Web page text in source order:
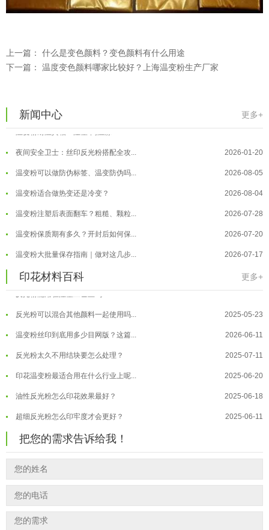
上一篇： 什么是变色颜料？变色颜料有什么用途
下一篇： 温度变色颜料哪家比较好？上海温变粉生产厂家
新闻中心 更多+
温变粉注塑后表面翻车？粗糙、颗粒... 2026-07-28
温变粉"罢工"指南：为...
温变粉耐温真相：注塑"高温炼... 2026-07-03
夜间安全卫士：丝印反光粉搭配全攻... 2026-01-20
温变粉可以做防伪标签、温变防伪吗... 2026-08-05
温变粉适合做热变还是冷变？ 2026-08-04
温变粉注塑后表面翻车？粗糙、颗粒... 2026-07-28
温变粉保质期有多久？开封后如何保... 2026-07-20
温变粉大批量保存指南｜做对这几步... 2026-07-17
温变粉"罢工"指南：为...
温变粉到底怕不怕酸碱和酒精？ 2026-07-09
温变粉"烤"问：长期加... 2026-07-07
温变粉耐温真相：注塑"高温炼... 2026-07-03
夜间安全卫士：丝印反光粉搭配全攻... 2026-01-20
印花材料百科 更多+
温变粉丝印到底用多少目网版？这篇... 2026-06-11
反光粉能用在注塑工艺上吗？ 2025-06-02
反光粉可以混合其他颜料一起使用吗... 2025-05-23
温变粉丝印到底用多少目网版？这篇... 2026-06-11
反光粉太久不用结块要怎么处理？ 2025-07-11
印花温变粉最适合用在什么行业上呢... 2025-06-20
油性反光粉怎么印花效果最好？ 2025-06-18
超细反光粉怎么印牢度才会更好？ 2025-06-11
反光粉是永久有效的吗？能用多久？
外墙涂料中怎么添加反光粉使用？ 2025-06-05
超细反光粉需要搭配什么胶浆使用？
反光粉能用在注塑工艺上吗？
反光粉可以混合其他颜料一起使用吗... 2025-05-23
把您的需求告诉给我！